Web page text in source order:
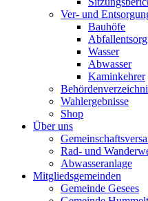
Ver- und
Bauhöfe
Wasser
Abwasser
Kaminkehrer
Wahlergebnisse
Shop
Über uns
Rad- und
Abwasseranlage
Mitgliedsgemeinden
Gemeinde Gesees